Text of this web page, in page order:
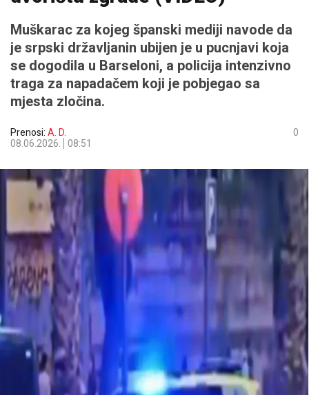
Muškarac za kojeg španski mediji navode da
je srpski državljanin ubijen je u pucnjavi koja
se dogodila u Barseloni, a policija intenzivno
traga za napadačem koji je pobjegao sa
mjesta zločina.
Prenosi: A. D.
08.06.2026.
08:51
0